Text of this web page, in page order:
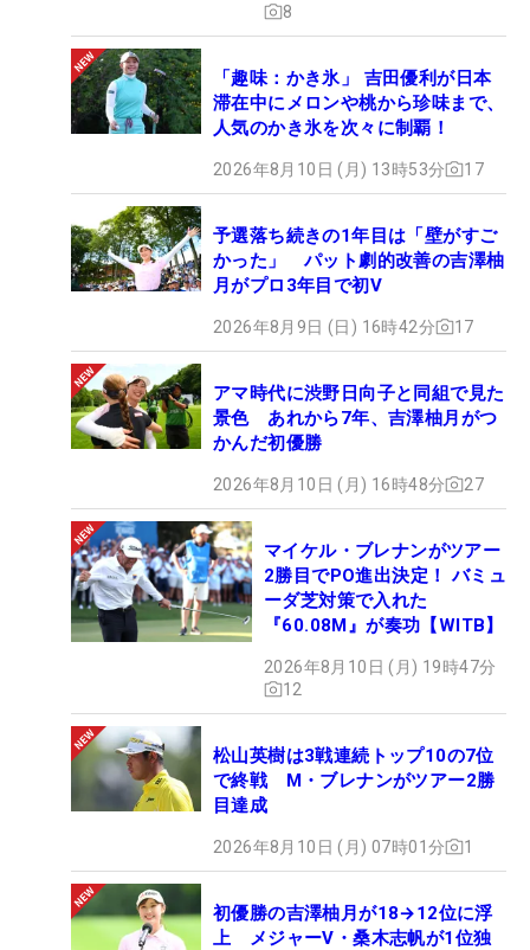
8
「趣味：かき氷」 吉田優利が日本
滞在中にメロンや桃から珍味まで、
人気のかき氷を次々に制覇！
2026年8月10日 (月) 13時53分 17
予選落ち続きの1年目は「壁がすご
かった」 パット劇的改善の吉澤柚
月がプロ3年目で初V
2026年8月9日 (日) 16時42分 17
アマ時代に渋野日向子と同組で見た
景色 あれから7年、吉澤柚月がつ
かんだ初優勝
2026年8月10日 (月) 16時48分 27
マイケル・ブレナンがツアー
2勝目でPO進出決定！ バミュ
ーダ芝対策で入れた
『60.08M』が奏功【WITB】
2026年8月10日 (月) 19時47分
12
松山英樹は3戦連続トップ10の7位
で終戦 M・ブレナンがツアー2勝
目達成
2026年8月10日 (月) 07時01分 1
初優勝の吉澤柚月が18→12位に浮
上 メジャーV・桑木志帆が1位独